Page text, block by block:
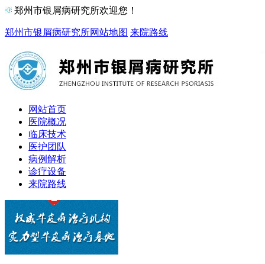
郑州市银屑病研究所欢迎您！
郑州市银屑病研究所网站地图 来院路线
网站首页
医院概况
临床技术
医护团队
病例解析
诊疗设备
来院路线